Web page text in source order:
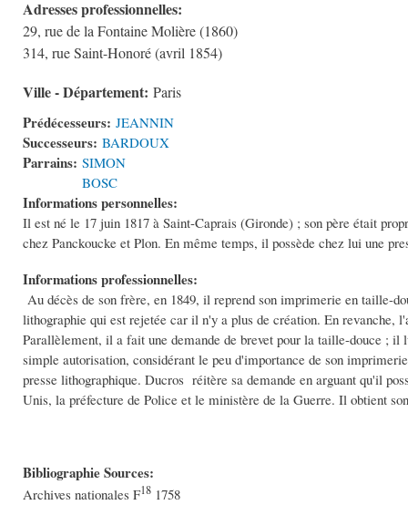
Adresses professionnelles:
29, rue de la Fontaine Molière (1860)
314, rue Saint-Honoré (avril 1854)
Ville - Département: Paris
Prédécesseurs: JEANNIN
Successeurs: BARDOUX
Parrains: SIMON
BOSC
Informations personnelles:
Il est né le 17 juin 1817 à Saint-Caprais (Gironde) ; son père était
chez Panckoucke et Plon. En même temps, il possède chez lui une
Informations professionnelles:
Au décès de son frère, en 1849, il reprend son imprimerie en taille-
lithographie qui est rejetée car il n'y a plus de création. En revanche,
Parallèlement, il a fait une demande de brevet pour la taille-douce ;
simple autorisation, considérant le peu d'importance de son
presse lithographique. Ducros réitère sa demande en arguant qu'il
Unis, la préfecture de Police et le ministère de la Guerre. Il obtient
Bibliographie Sources:
Archives nationales F18 1758